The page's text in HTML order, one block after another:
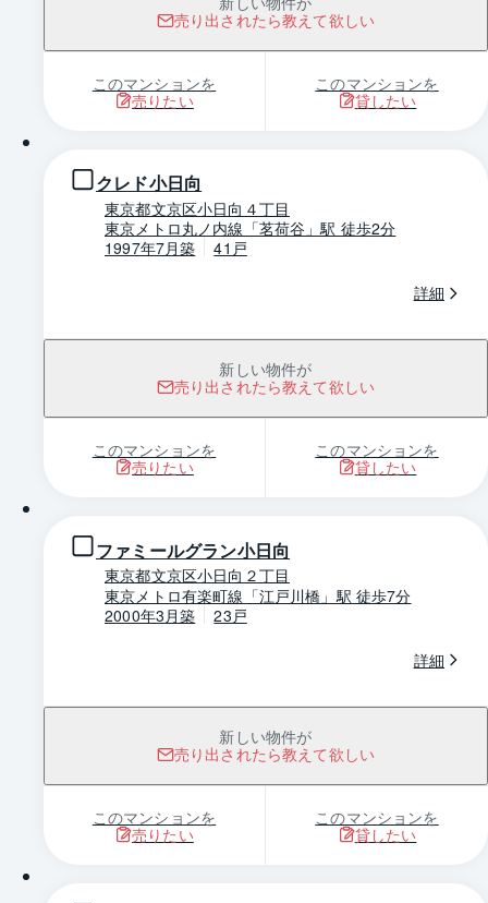
売り出されたら教えて欲しい
このマンションを
売りたい
このマンションを
貸したい
クレド小日向
東京都文京区小日向４丁目
東京メトロ丸ノ内線「茗荷谷」駅 徒歩2分
1997年7月築
41戸
詳細
新しい物件が
売り出されたら教えて欲しい
このマンションを
売りたい
このマンションを
貸したい
ファミールグラン小日向
東京都文京区小日向２丁目
東京メトロ有楽町線「江戸川橋」駅 徒歩7分
2000年3月築
23戸
詳細
新しい物件が
売り出されたら教えて欲しい
このマンションを
売りたい
このマンションを
貸したい